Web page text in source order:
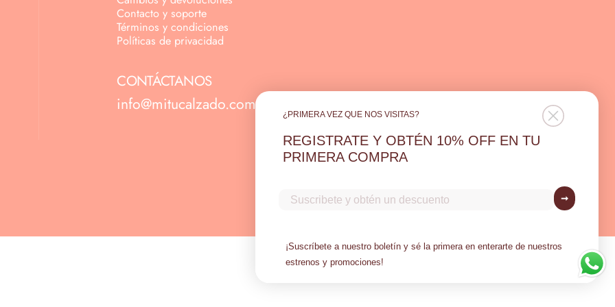
Contacto y soporte
Términos y condiciones
Políticas de privacidad
CONTÁCTANOS
info@mitucalzado.com
¿PRIMERA VEZ QUE NOS VISITAS?
REGISTRATE Y OBTÉN 10% OFF EN TU
PRIMERA COMPRA
Email ➞
¡Suscríbete a nuestro boletín y sé la primera en enterarte de nuestros
estrenos y promociones!